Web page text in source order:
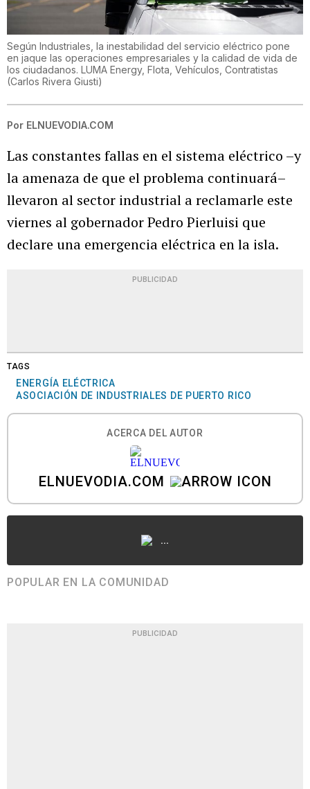
Según Industriales, la inestabilidad del servicio eléctrico pone
en jaque las operaciones empresariales y la calidad de vida de
los ciudadanos. LUMA Energy, Flota, Vehículos, Contratistas
(Carlos Rivera Giusti)
Por ELNUEVODIA.COM
Las constantes fallas en el sistema eléctrico –y
la amenaza de que el problema continuará–
llevaron al sector industrial a reclamarle este
viernes al gobernador Pedro Pierluisi que
declare una emergencia eléctrica en la isla.
PUBLICIDAD
TAGS
ENERGÍA ELÉCTRICA
ASOCIACIÓN DE INDUSTRIALES DE PUERTO RICO
ACERCA DEL AUTOR
ELNUEVODIA.COM
...
POPULAR EN LA COMUNIDAD
PUBLICIDAD